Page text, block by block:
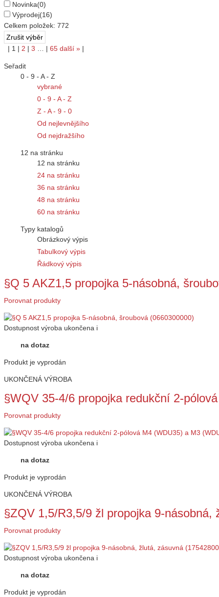
Novinka(0)
Výprodej(16)
Celkem položek: 772
| 1 | 2 | 3 … | 65 další » |
Seřadit
0 - 9 - A - Z
vybrané
0 - 9 - A - Z
Z - A - 9 - 0
Od nejlevnějšího
Od nejdražšího
12 na stránku
12 na stránku
24 na stránku
36 na stránku
48 na stránku
60 na stránku
Typy katalogů
Obrázkový výpis
Tabulkový výpis
Řádkový výpis
§Q 5 AKZ1,5 propojka 5-násobná,
Porovnat produkty
Dostupnost výroba ukončena i
na dotaz
Produkt je vyprodán
UKONČENÁ VÝROBA
§WQV 35-4/6 propojka redukční 2-
Porovnat produkty
Dostupnost výroba ukončena i
na dotaz
Produkt je vyprodán
UKONČENÁ VÝROBA
§ZQV 1,5/R3,5/9 žl propojka 9-
Porovnat produkty
Dostupnost výroba ukončena i
na dotaz
Produkt je vyprodán